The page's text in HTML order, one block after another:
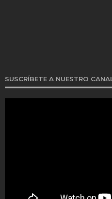
SUSCRÍBETE A NUESTRO